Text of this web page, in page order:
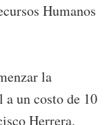
Humanos
la
un costo de 10
Herrera,